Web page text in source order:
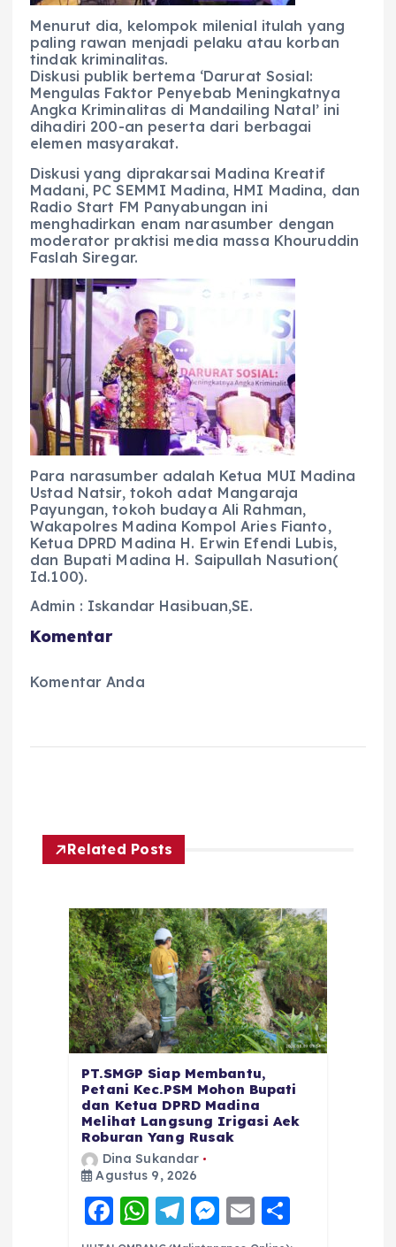
Menurut dia, kelompok milenial itulah yang
paling rawan menjadi pelaku atau korban
tindak kriminalitas.
Diskusi publik bertema ‘Darurat Sosial:
Mengulas Faktor Penyebab Meningkatnya
Angka Kriminalitas di Mandailing Natal’ ini
dihadiri 200-an peserta dari berbagai
elemen masyarakat.
Diskusi yang diprakarsai Madina Kreatif
Madani, PC SEMMI Madina, HMI Madina, dan
Radio Start FM Panyabungan ini
menghadirkan enam narasumber dengan
moderator praktisi media massa Khouruddin
Faslah Siregar.
Para narasumber adalah Ketua MUI Madina
Ustad Natsir, tokoh adat Mangaraja
Payungan, tokoh budaya Ali Rahman,
Wakapolres Madina Kompol Aries Fianto,
Ketua DPRD Madina H. Erwin Efendi Lubis,
dan Bupati Madina H. Saipullah Nasution(
Id.100).
Admin : Iskandar Hasibuan,SE.
Komentar
Komentar Anda
Related Posts
PT.SMGP Siap Membantu,
Petani Kec.PSM Mohon Bupati
dan Ketua DPRD Madina
Melihat Langsung Irigasi Aek
Roburan Yang Rusak
Dina Sukandar
Agustus 9, 2026
F
a
W
h
T
el
M
e
E
m h